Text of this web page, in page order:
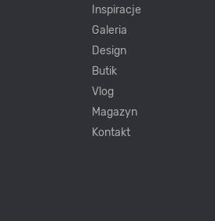
Inspiracje
Galeria
Design
Butik
Vlog
Magazyn
Kontakt